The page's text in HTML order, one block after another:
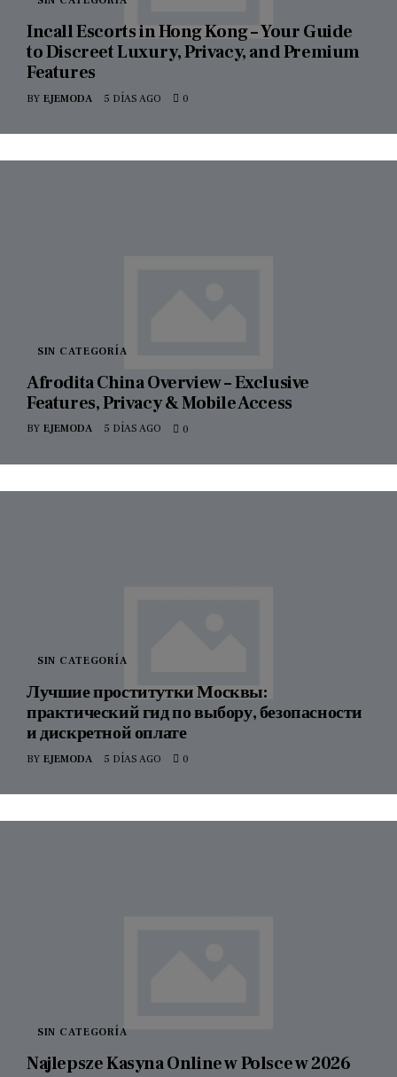
Incall Escorts in Hong Kong – Your Guide
to Discreet Luxury, Privacy, and Premium
Features
BY EJEMODA 5 DÍAS AGO 0
SIN CATEGORÍA
Afrodita China Overview – Exclusive
Features, Privacy & Mobile Access
BY EJEMODA 5 DÍAS AGO 0
SIN CATEGORÍA
Лучшие проститутки Москвы:
практический гид по выбору, безопасности
и дискретной оплате
BY EJEMODA 5 DÍAS AGO 0
SIN CATEGORÍA
Najlepsze Kasyna Online w Polsce w 2026